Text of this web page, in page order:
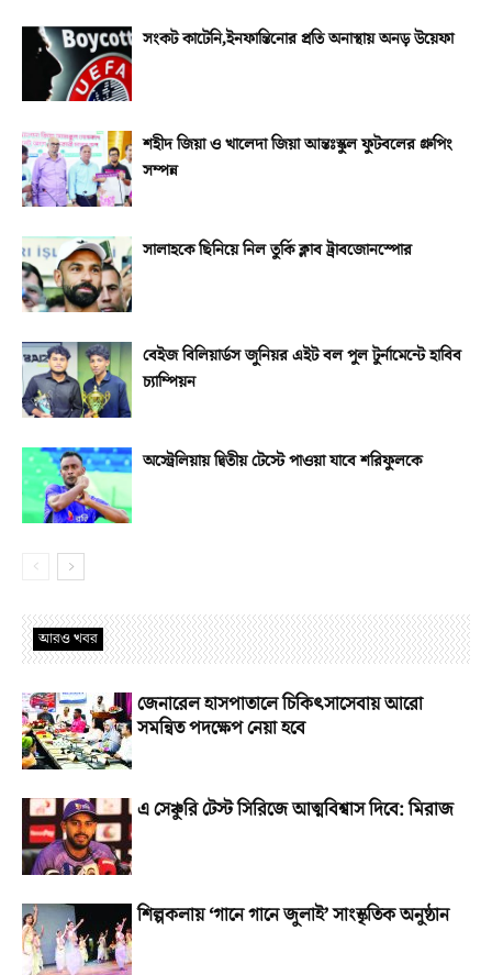
সংকট কাটেনি,ইনফান্তিনোর প্রতি অনাস্থায় অনড় উয়েফা
শহীদ জিয়া ও খালেদা জিয়া আন্তঃস্কুল ফুটবলের গ্রুপিং
সম্পন্ন
সালাহকে ছিনিয়ে নিল তুর্কি ক্লাব ট্রাবজোনস্পোর
বেইজ বিলিয়ার্ডস জুনিয়র এইট বল পুল টুর্নামেন্টে হাবিব
চ্যাম্পিয়ন
অস্ট্রেলিয়ায় দ্বিতীয় টেস্টে পাওয়া যাবে শরিফুলকে
আরও খবর
জেনারেল হাসপাতালে চিকিৎসাসেবায় আরো
সমন্বিত পদক্ষেপ নেয়া হবে
এ সেঞ্চুরি টেস্ট সিরিজে আত্মবিশ্বাস দিবে: মিরাজ
শিল্পকলায় ‘গানে গানে জুলাই’ সাংস্কৃতিক অনুষ্ঠান